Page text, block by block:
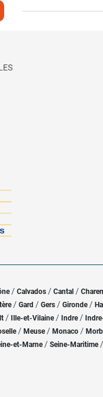
/ Calvados / Cantal /
/ Gard / Gers / Gironde/
/ Ille-et-Vilaine/ Indre/
/ Meuse/ Monaco /
et-Marne/ Seine-Maritime/